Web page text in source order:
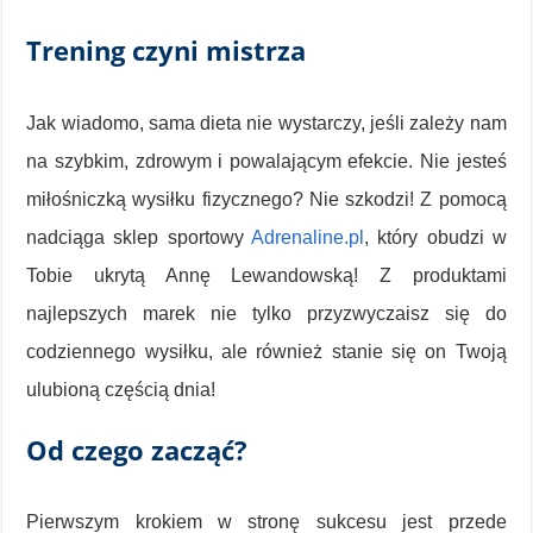
Trening czyni mistrza
Jak wiadomo, sama dieta nie wystarczy, jeśli zależy nam
na szybkim, zdrowym i powalającym efekcie. Nie jesteś
miłośniczką wysiłku fizycznego? Nie szkodzi! Z pomocą
nadciąga sklep sportowy Adrenaline.pl , który obudzi w
Tobie ukrytą Annę Lewandowską! Z produktami
najlepszych marek nie tylko przyzwyczaisz się do
codziennego wysiłku, ale również stanie się on Twoją
ulubioną częścią dnia!
Od czego zacząć?
Pierwszym krokiem w stronę sukcesu jest przede